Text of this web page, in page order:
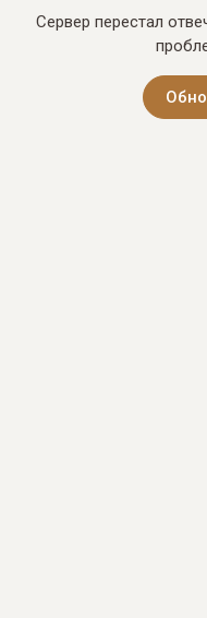
Сервер перестал